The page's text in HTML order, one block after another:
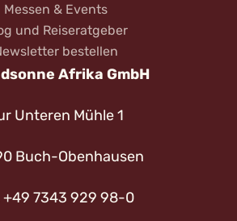
Messen & Events
und Reiseratgeber
bestellen
Afrika GmbH
Unteren Mühle 1
Buch-Obenhausen
+49 7343 929 98-0